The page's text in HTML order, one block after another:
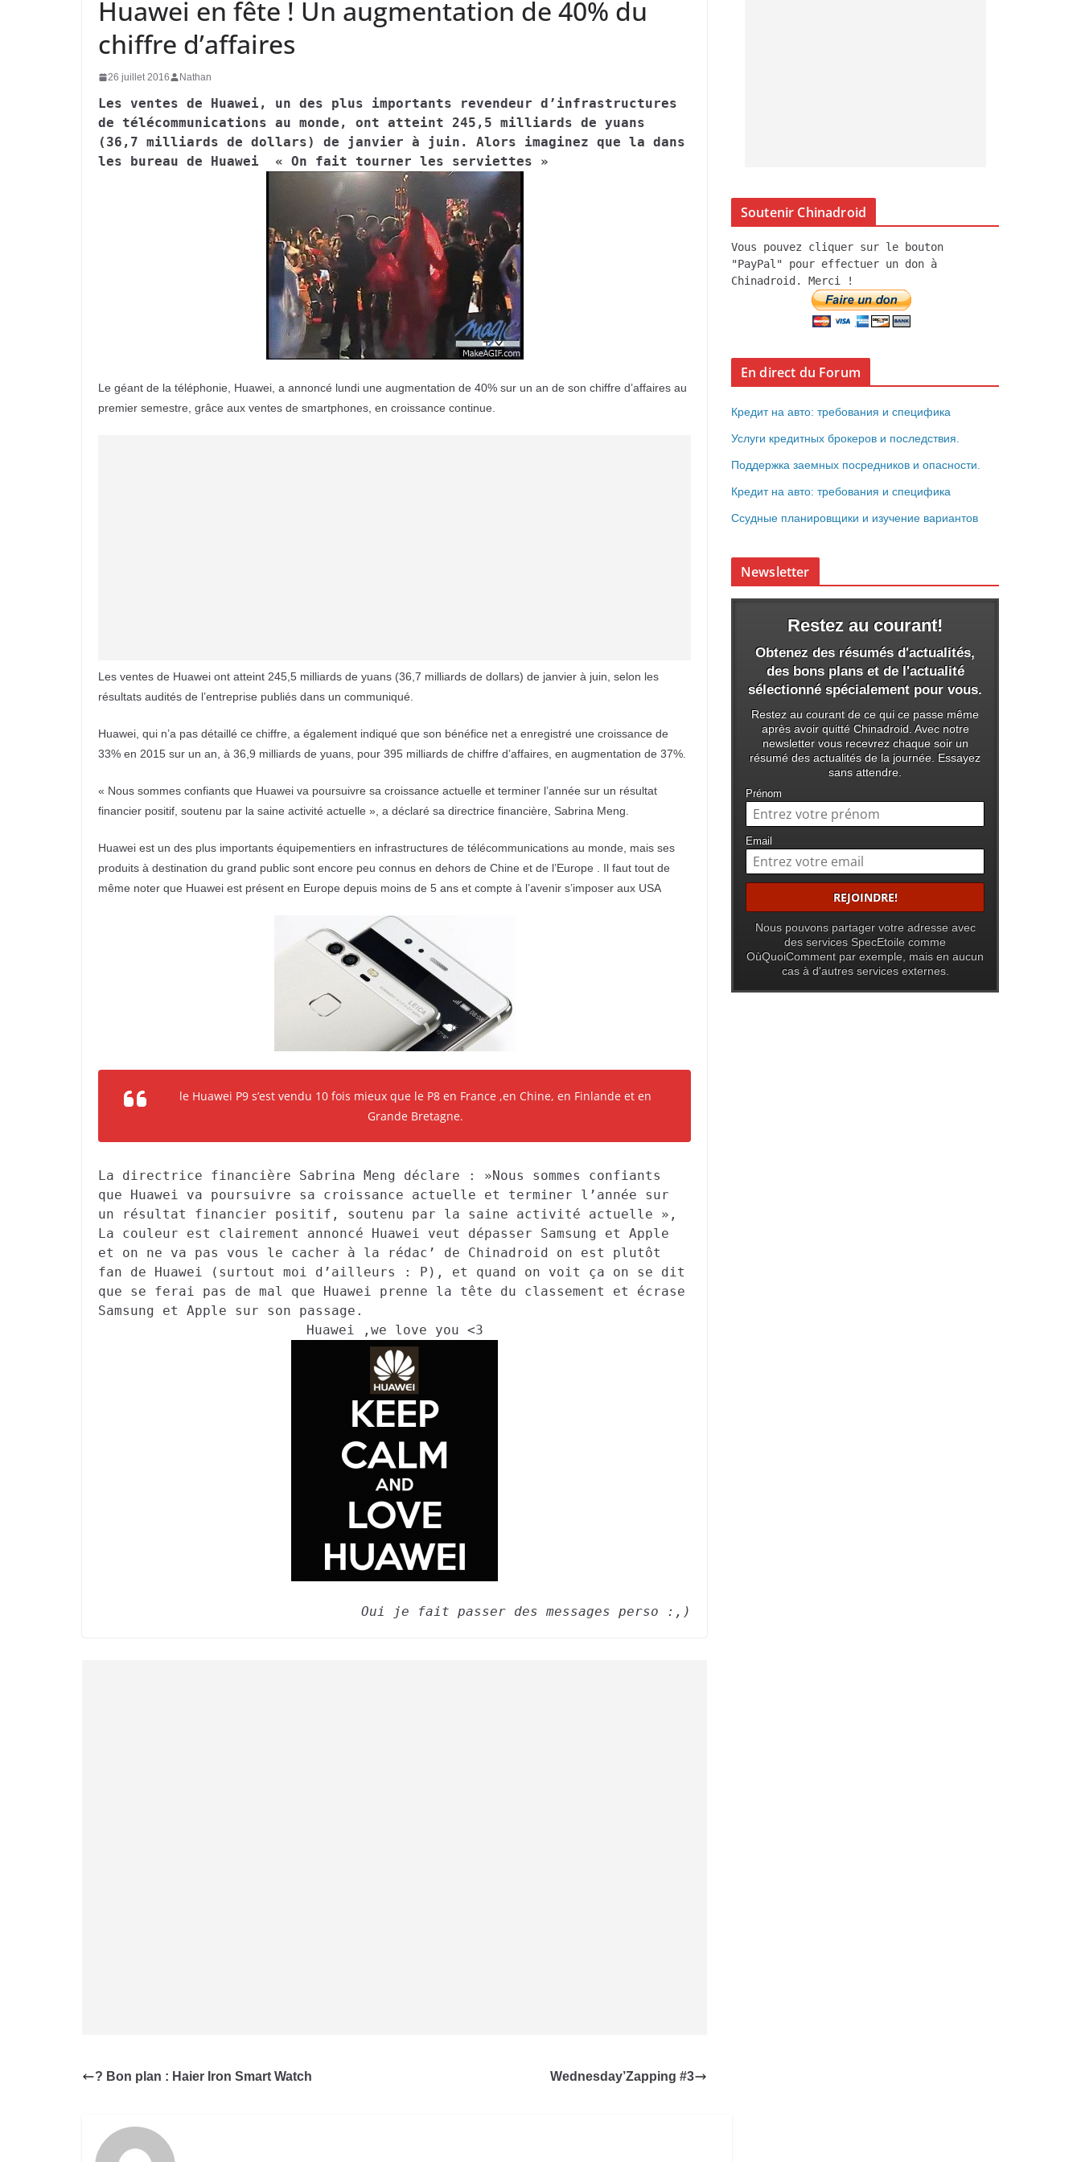
Huawei en fête ! Un augmentation de 40% du
chiffre d’affaires
26 juillet 2016 Nathan
Les ventes de Huawei, un des plus importants revendeur d’infrastructures
de télécommunications au monde, ont atteint 245,5 milliards de yuans
(36,7 milliards de dollars) de janvier à juin. Alors imaginez que la dans
les bureau de Huawei « On fait tourner les serviettes »
Le géant de la téléphonie, Huawei, a annoncé lundi une augmentation de 40% sur un an de son chiffre d’affaires au
premier semestre, grâce aux ventes de smartphones, en croissance continue.
Les ventes de Huawei ont atteint 245,5 milliards de yuans (36,7 milliards de dollars) de janvier à juin, selon les
résultats audités de l’entreprise publiés dans un communiqué.
Huawei, qui n’a pas détaillé ce chiffre, a également indiqué que son bénéfice net a enregistré une croissance de
33% en 2015 sur un an, à 36,9 milliards de yuans, pour 395 milliards de chiffre d’affaires, en augmentation de 37%.
« Nous sommes confiants que Huawei va poursuivre sa croissance actuelle et terminer l’année sur un résultat
financier positif, soutenu par la saine activité actuelle », a déclaré sa directrice financière, Sabrina Meng.
Huawei est un des plus importants équipementiers en infrastructures de télécommunications au monde, mais ses
produits à destination du grand public sont encore peu connus en dehors de Chine et de l’Europe . Il faut tout de
même noter que Huawei est présent en Europe depuis moins de 5 ans et compte à l’avenir s’imposer aux USA
le Huawei P9 s’est vendu 10 fois mieux que le P8 en France ,en Chine, en Finlande et en
Grande Bretagne.
La directrice financière Sabrina Meng déclare : »Nous sommes confiants
que Huawei va poursuivre sa croissance actuelle et terminer l’année sur
un résultat financier positif, soutenu par la saine activité actuelle »,
La couleur est clairement annoncé Huawei veut dépasser Samsung et Apple
et on ne va pas vous le cacher à la rédac’ de Chinadroid on est plutôt
fan de Huawei (surtout moi d’ailleurs : P), et quand on voit ça on se dit
que se ferai pas de mal que Huawei prenne la tête du classement et écrase
Samsung et Apple sur son passage.
Huawei ,we love you <3
Oui je fait passer des messages perso :,)
? Bon plan : Haier Iron Smart Watch Wednesday’Zapping #3
Soutenir Chinadroid
Vous pouvez cliquer sur le bouton
"PayPal" pour effectuer un don à
Chinadroid. Merci !
En direct du Forum
Кредит на авто: требования и специфика
Услуги кредитных брокеров и последствия.
Поддержка заемных посредников и опасности.
Кредит на авто: требования и специфика
Ссудные планировщики и изучение вариантов
Newsletter
Restez au courant!
Obtenez des résumés d'actualités,
des bons plans et de l'actualité
sélectionné spécialement pour vous.
Restez au courant de ce qui ce passe même
après avoir quitté Chinadroid. Avec notre
newsletter vous recevrez chaque soir un
résumé des actualités de la journée. Essayez
sans attendre.
Prénom
Email
Nous pouvons partager votre adresse avec
des services SpecEtoile comme
OùQuoiComment par exemple, mais en aucun
cas à d'autres services externes.